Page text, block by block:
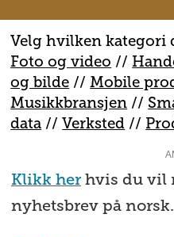
Velg hvilken kategori
Foto og video //
og bilde //Mobile
Musikkbransjen // S
data //Verksted //
Klikk herhvis du vil
nyhetsbrev på norsk.